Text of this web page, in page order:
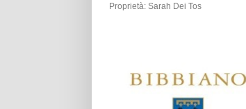
Proprietà: Sarah Dei Tos